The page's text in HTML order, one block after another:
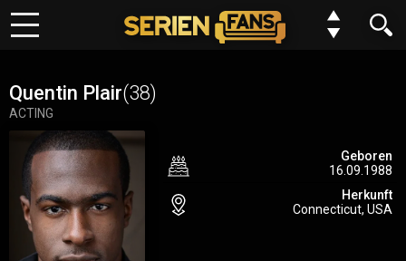
Genre
Keine Folge mehr verpassen?
Kein Problem wir benachrichtigen dich gern. Alles was du dafür
tun musst, ist deinem Browser einmalig die Erlaubnis erteilen,
dass wir dir Benachrichtungen schicken dürfen.
Du kannst deine Einstellungen jederzeit wiederurfen, Serien
entfernen oder neue hinzufügen.
Quentin Plair(38)
ACTING
Geboren
16.09.1988
Herkunft
Connecticut, USA